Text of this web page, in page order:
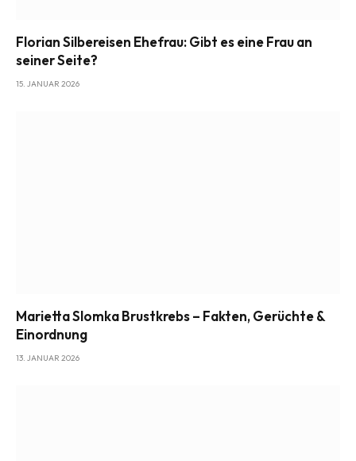
Florian Silbereisen Ehefrau: Gibt es eine Frau an
seiner Seite?
15. JANUAR 2026
Marietta Slomka Brustkrebs – Fakten, Gerüchte &
Einordnung
13. JANUAR 2026